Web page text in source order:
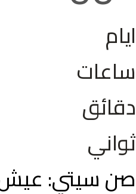
ايام
ساعات
دقائق
ثواني
صن سيتي: